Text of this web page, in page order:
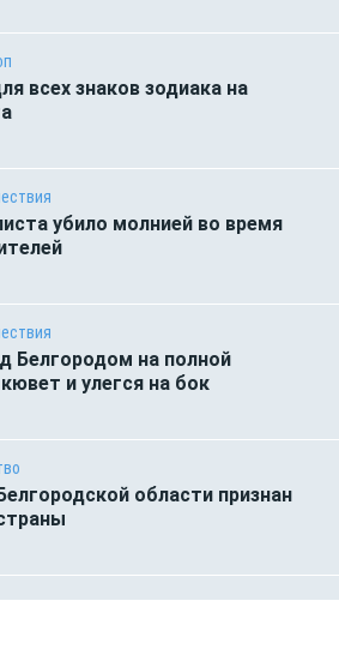
всех знаков зодиака на
убило молнией во время
Белгородом на полной
и улегся на бок
области признан